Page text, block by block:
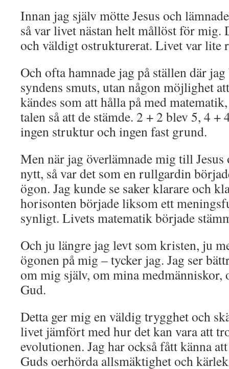
Innan jag själv mötte Jesus och
så var livet nästan helt mållöst för mig.
och väldigt ostrukturerat. Livet var lite
Och ofta hamnade jag på ställen där
syndens smuts, utan någon möjlighet
kändes som att hålla på med
talen så att de stämde. 2 + 2 blev 5, 4 +
ingen struktur och ingen fast grund.
Men när jag överlämnade mig till
nytt, så var det som en rullgardin
ögon. Jag kunde se saker klarare och
horisonten började liksom ett
synligt. Livets matematik började
Och ju längre jag levt som kristen, ju
ögonen på mig – tycker jag. Jag ser
om mig själv, om mina medmänniskor,
Gud.
Detta ger mig en väldig trygghet och
livet jämfört med hur det kan vara att
evolutionen. Jag har också fått känna
Guds oerhörda allsmäktighet och